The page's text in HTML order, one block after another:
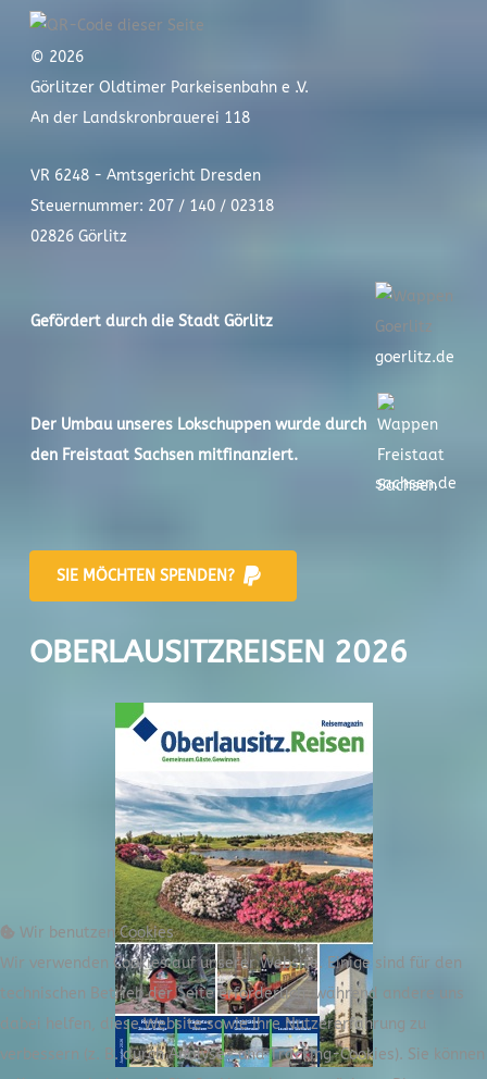
© 2026
Görlitzer Oldtimer Parkeisenbahn e .V.
An der Landskronbrauerei 118
VR 6248 - Amtsgericht Dresden
Steuernummer: 207 / 140 / 02318
02826 Görlitz
Gefördert durch die Stadt Görlitz
goerlitz.de
Der Umbau unseres Lokschuppen wurde durch
den Freistaat Sachsen mitfinanziert.
sachsen.de
SIE MÖCHTEN SPENDEN?
OBERLAUSITZREISEN 2026
Wir benutzen Cookies
Wir verwenden Cookies auf unserer Website. Einige sind für den
technischen Betrieb der Seite erforderlich, während andere uns
dabei helfen, diese Website sowie Ihre Nutzererfahrung zu
verbessern (z. B. durch Analyse- und Tracking-Cookies). Sie können